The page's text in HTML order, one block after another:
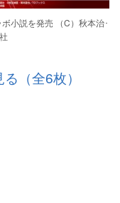
小説を発売 （C）秋本治･
（全6枚）